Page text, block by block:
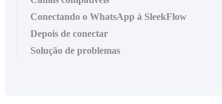
Conectando o WhatsApp à SleekFlow
Depois de conectar
Solução de problemas